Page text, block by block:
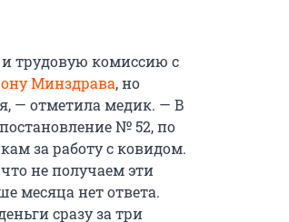
и трудовую комиссию с
Минздрава, но
— отметила медик. — В
№ 52, по
за работу с ковидом.
не получаем эти
месяца нет ответа.
сразу за три